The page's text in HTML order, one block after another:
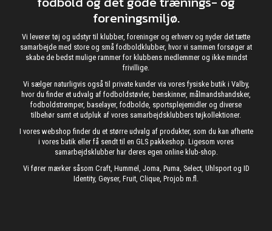
foreningsmiljø.
Vi leverer tøj og udstyr til klubber, foreninger og erhverv og nyder det tætte
samarbejde med store og små fodboldklubber, hvor vi sammen forsøger at
skabe de bedst mulige rammer for klubbens medlemmer og ikke mindst
frivillige.
Vi sælger naturligvis også til private kunder via vores fysiske butik i Valby,
hvor du finder et udvalg af fodboldstøvler, benskinner, målmandshandsker,
fodboldstrømper, baselayer, fodbolde, sportsplejemidler og diverse
tilbehør samt et udpluk af vores samarbejdsklubbers tøjkollektioner.
I vores webshop finder du et større udvalg af produkter, som du kan afhente
i vores butik eller få sendt til en GLS pakkeshop. Ligesom vores
samarbejdsklubber har deres egen online klub-shop.
Vi fører mærker såsom Craft, Hummel, Joma, Puma, Select, Uhlsport og ID
Identity, Geyser, Fruit, Clique, Projob m.fl.